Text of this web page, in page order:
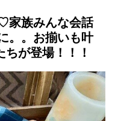
家族みんな会話
。。お揃いも叶
が登場！！！